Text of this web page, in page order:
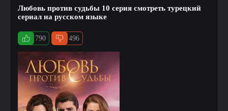
Любовь против судьбы 10 серия смотреть турецкий
сериал на русском языке
790 496